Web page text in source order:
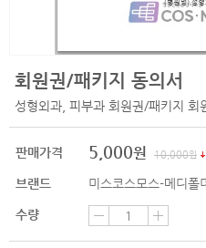
회원권/패키지 동의서
성형외과, 피부과 회원권/패키지 회
판매가격 5,000원 10,000원
브랜드 미스코스모스-메디폴
수량